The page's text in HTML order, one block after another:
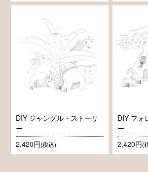
DIY ジャングル・ストーリ
ー
2,420円(税込)
DIY フォ
ー
2,420円(